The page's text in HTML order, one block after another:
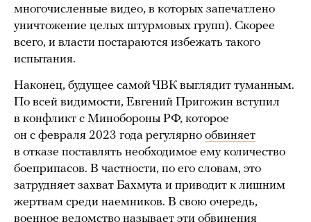
многочисленные видео, в которых запечатлено
уничтожение целых штурмовых групп). Скорее
всего, и власти постараются избежать такого
испытания.
Наконец, будущее самой ЧВК выглядит туманным.
По всей видимости, Евгений Пригожин вступил
в конфликт с Минобороны РФ, которое
он c февраля 2023 года регулярно обвиняет
в отказе поставлять необходимое ему количество
боеприпасов. В частности, по его словам, это
затрудняет захват Бахмута и приводит к лишним
жертвам среди наемников. В свою очередь,
военное ведомство называет эти обвинения